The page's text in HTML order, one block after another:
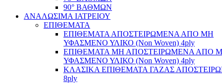
90° ΒΑΘΜΩΝ
ΑΝΑΛΩΣΙΜΑ ΙΑΤΡΕΙΟΥ
ΕΠΙΘΕΜΑΤΑ
ΕΠΙΘΕΜΑΤΑ ΑΠΟΣΤΕΙΡΩΜΕΝΑ ΑΠΟ ΜΗ
ΥΦΑΣΜΕΝΟ ΥΛΙΚΟ (Non Woven) 4ply
ΕΠΙΘΕΜΑΤΑ ΜΗ ΑΠΟΣΤΕΙΡΩΜΕΝΑ ΑΠΟ
ΥΦΑΣΜΕΝΟ ΥΛΙΚΟ (Non Woven) 4ply
ΚΛΑΣΙΚΑ ΕΠΙΘΕΜΑΤΑ ΓΑΖΑΣ
8ply